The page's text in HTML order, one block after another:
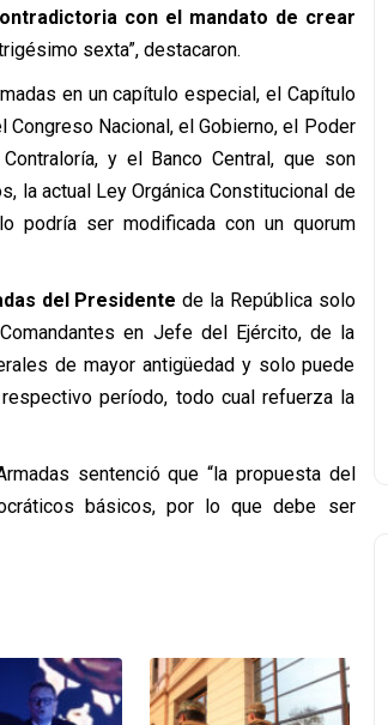
con el mandato de crear
sexta”, destacaron.
en un capítulo especial, el Capítulo
Congreso Nacional, el Gobierno, el Poder
y el Banco Central, que son
la actual Ley Orgánica Constitucional de
podría ser modificada con un quorum
del Presidente de la República solo
en Jefe del Ejército, de la
de mayor antigüedad y solo puede
período, todo cual refuerza la
sentenció que “la propuesta del
básicos, por lo que debe ser